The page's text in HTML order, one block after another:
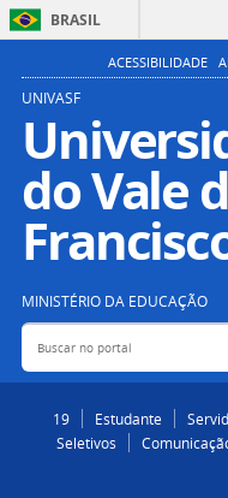
BRASIL
ACESSIBILIDADE
UNIVASF
do Vale
MINISTÉRIO DA EDUCAÇÃO
Buscar no portal
19
Estudante
Seletivos